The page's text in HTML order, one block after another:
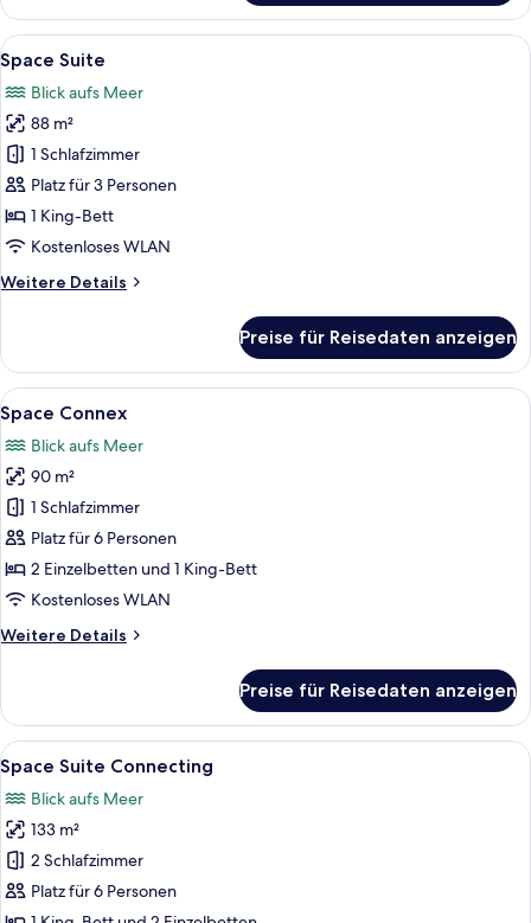
Premium
Twin
Alle
Fotos
für
Space
Suite
anzeigen
Ein modernes Wohnzimmer mit
6
Space Suite
Blick aufs Meer
88 m²
1 Schlafzimmer
Platz für 3 Personen
1 King-Bett
Kostenloses WLAN
Weitere Details
Weitere
Suite
Preise für Reisedaten anzeigen
Alle
Fotos
für
Space
Connex
anzeigen
Ein modernes Hotelzimmer mit
6
Space Connex
Blick aufs Meer
90 m²
1 Schlafzimmer
Platz für 6 Personen
2 Einzelbetten und 1 King-Bett
Kostenloses WLAN
Weitere Details
Weitere
Connex
Preise für Reisedaten anzeigen
Alle
Fotos
für
Space
Suite
Connecting
anzeigen
Ein modernes Hotelzimmer mit
8
Space Suite Connecting
Blick aufs Meer
133 m²
2 Schlafzimmer
Platz für 6 Personen